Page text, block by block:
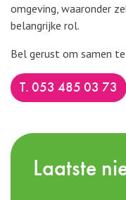
omgeving, waaronder
belangrijke rol.
Bel gerust om samen
t. 053 485 03 73
Laatste